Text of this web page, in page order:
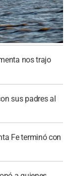
nos trajo
sus padres al
Fe terminó con